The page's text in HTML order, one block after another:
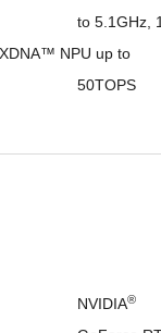
NPU up to
						50TOPS
						NVIDIA
®